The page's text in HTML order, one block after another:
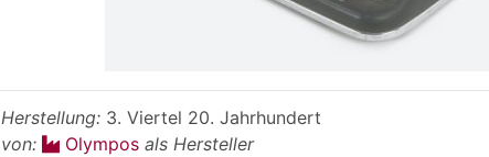
Herstellung: 3. Viertel 20. Jahrhundert
von:
Olympos als Hersteller